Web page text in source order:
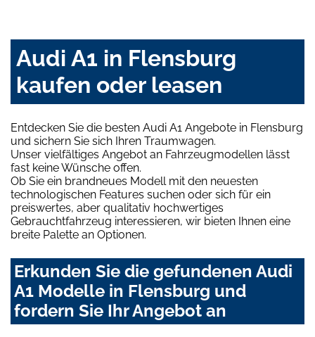
Audi A1 in Flensburg
kaufen oder leasen
Entdecken Sie die besten Audi A1 Angebote in Flensburg
und sichern Sie sich Ihren Traumwagen.
Unser vielfältiges Angebot an Fahrzeugmodellen lässt
fast keine Wünsche offen.
Ob Sie ein brandneues Modell mit den neuesten
technologischen Features suchen oder sich für ein
preiswertes, aber qualitativ hochwertiges
Gebrauchtfahrzeug interessieren, wir bieten Ihnen eine
breite Palette an Optionen.
Erkunden Sie die gefundenen Audi
A1 Modelle in Flensburg und
fordern Sie Ihr Angebot an